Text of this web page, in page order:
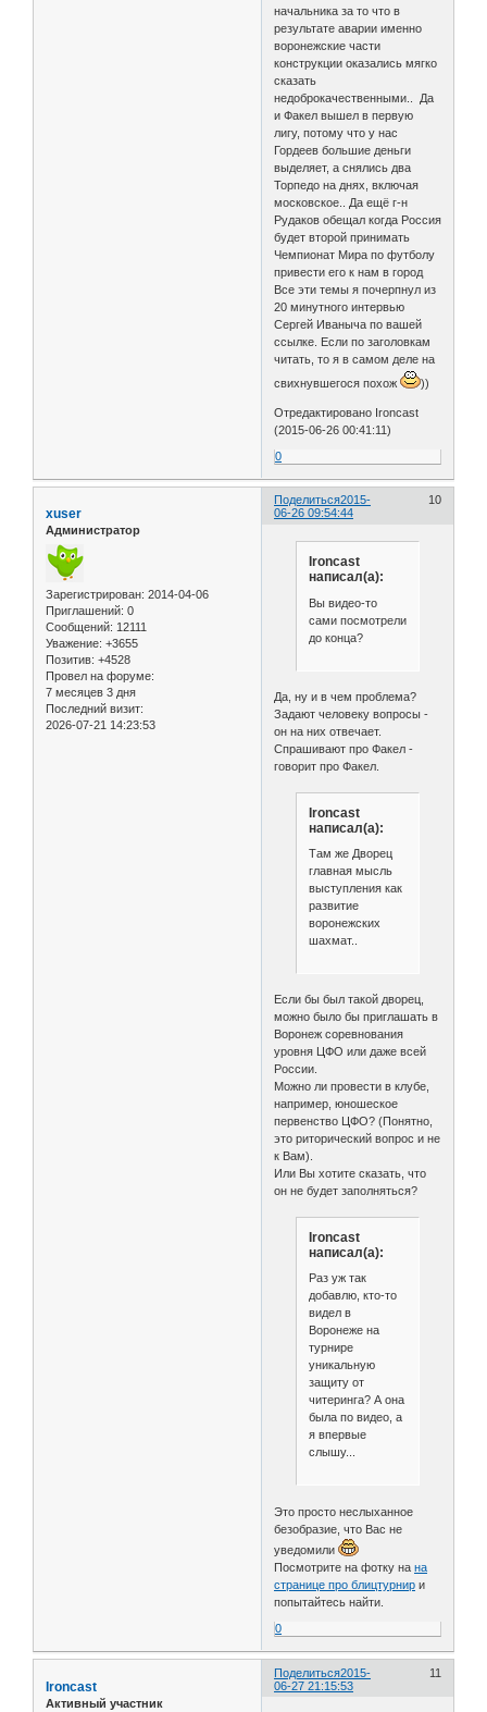
начальника за то что в
результате аварии именно
воронежские части
конструкции оказались мягко
сказать
недоброкачественными.. Да
и Факел вышел в первую
лигу, потому что у нас
Гордеев большие деньги
выделяет, а снялись два
Торпедо на днях, включая
московское.. Да ещё г-н
Рудаков обещал когда Россия
будет второй принимать
Чемпионат Мира по футболу
привести его к нам в город
Все эти темы я почерпнул из
20 минутного интервью
Сергей Иваныча по вашей
ссылке. Если по заголовкам
читать, то я в самом деле на
свихнувшегося похож
))
Отредактировано Ironcast
(2015-06-26 00:41:11)
0
Поделиться 10
2015-
06-26 09:54:44
xuser
Администратор
Зарегистрирован: 2014-04-06
Приглашений: 0
Сообщений: 12111
Уважение: +3655
Позитив: +4528
Провел на форуме:
7 месяцев 3 дня
Последний визит:
2026-07-21 14:23:53
Ironcast
написал(а):
Вы видео-то
сами посмотрели
до конца?
Да, ну и в чем проблема?
Задают человеку вопросы -
он на них отвечает.
Спрашивают про Факел -
говорит про Факел.
Ironcast
написал(а):
Там же Дворец
главная мысль
выступления как
развитие
воронежских
шахмат..
Если бы был такой дворец,
можно было бы приглашать в
Воронеж соревнования
уровня ЦФО или даже всей
России.
Можно ли провести в клубе,
например, юношеское
первенство ЦФО? (Понятно,
это риторический вопрос и не
к Вам).
Или Вы хотите сказать, что
он не будет заполняться?
Ironcast
написал(а):
Раз уж так
добавлю, кто-то
видел в
Воронеже на
турнире
уникальную
защиту от
читеринга? А она
была по видео, а
я впервые
слышу...
Это просто неслыханное
безобразие, что Вас не
уведомили
Посмотрите на фотку нана
странице про блицтурнир и
попытайтесь найти.
0
Поделиться 11
2015-
06-27 21:15:53
Ironcast
Активный участник